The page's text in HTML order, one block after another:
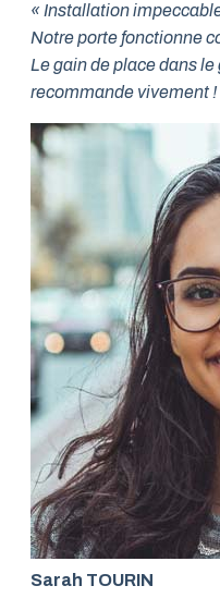
« Installation
Notre porte fonctionne
Le gain de place dans
recommande vivement !
Sarah TOURIN